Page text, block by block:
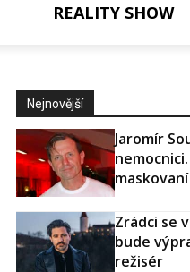
REALITY SHOW
Nejnovější
Jaromír
Zrádci se
bude
režisér